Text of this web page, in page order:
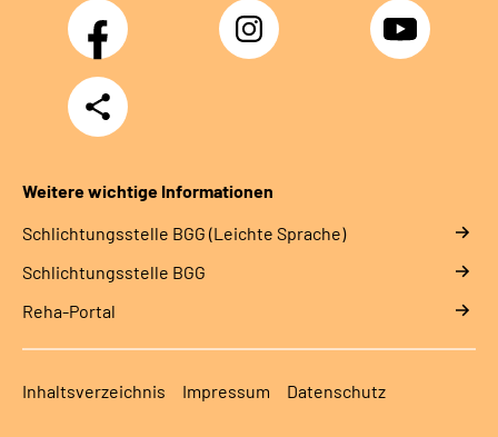
Facebook Instagram YouTube
Teilen
Weitere wichtige Informationen
Schlich­tungs­stel­le BGG (Leichte Sprache)
Schlich­tungs­stel­le BGG
Reha-Portal
Inhaltsverzeichnis Impressum Datenschutz